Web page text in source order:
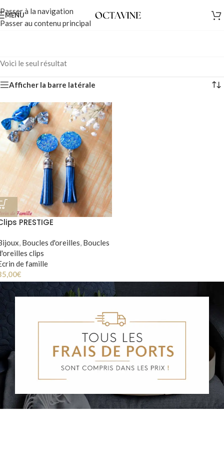
Passer à la navigation
Passer au contenu principal
MENU
Voici le seul résultat
Afficher la barre latérale
PRESTIGE
, Boucles d'oreilles, Boucles
clips
de famille
€